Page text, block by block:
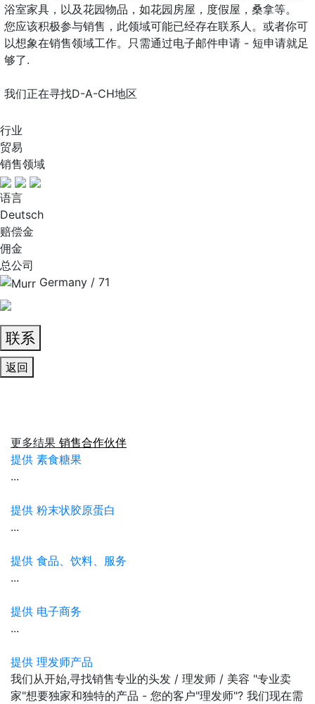
浴室家具，以及花园物品，如花园房屋，度假屋，桑拿等。
您应该积极参与销售，此领域可能已经存在联系人。或者你可
以想象在销售领域工作。只需通过电子邮件申请 - 短申请就足
够了.
我们正在寻找D-A-CH地区
行业
贸易
销售领域
语言
Deutsch
赔偿金
佣金
总公司
Germany / 71
联系
返回
更多结果 销售合作伙伴
提供 素食糖果
...
提供 粉末状胶原蛋白
...
提供 食品、饮料、服务
...
提供 电子商务
...
提供 理发师产品
我们从开始,寻找销售专业的头发 / 理发师 / 美容 "专业卖
家"想要独家和独特的产品 - 您的客户"理发师"? 我们现在需